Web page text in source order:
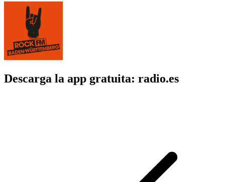
Descarga la app gratuita: radio.es